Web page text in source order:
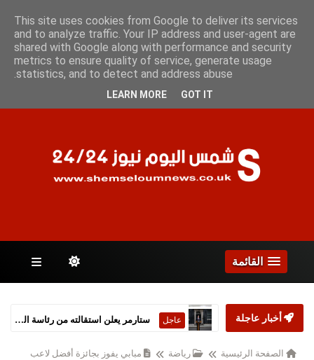
السبت 8 أغسطس 2026
الصفحات
القائمة
أخبار عاجلة عاجل
الصفحة الرئيسية رياضة
مبابي يفوز بجائزة أفضل لاعب
This site uses cookies from Google to deliver its services
and to analyze traffic. Your IP address and user-agent are
shared with Google along with performance and security
metrics to ensure quality of service, generate usage
statistics, and to detect and address abuse.
LEARN MORE GOT IT